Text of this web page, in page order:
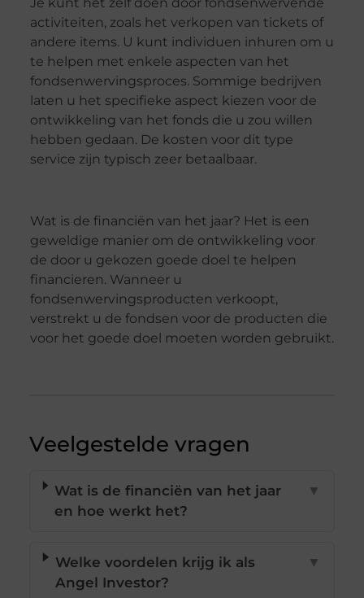
activiteiten, zoals het verkopen van tickets of
andere items. U kunt individuen inhuren om u
te helpen met enkele aspecten van het
fondsenwervingsproces. Sommige bedrijven
laten u het specifieke aspect kiezen voor de
ontwikkeling van het fonds die u zou willen
hebben gedaan. De kosten voor dit type
service zijn typisch zeer betaalbaar.
Wat is de financiën van het jaar? Het is een
geweldige manier om de ontwikkeling voor
de door u gekozen goede doel te helpen
financieren. Wanneer u
fondsenwervingsproducten verkoopt,
verstrekt u de fondsen voor de producten die
voor het goede doel moeten worden gebruikt.
Veelgestelde vragen
Wat is de financiën van het jaar
en hoe werkt het?
▼
Welke voordelen krijg ik als
Angel Investor?
▼